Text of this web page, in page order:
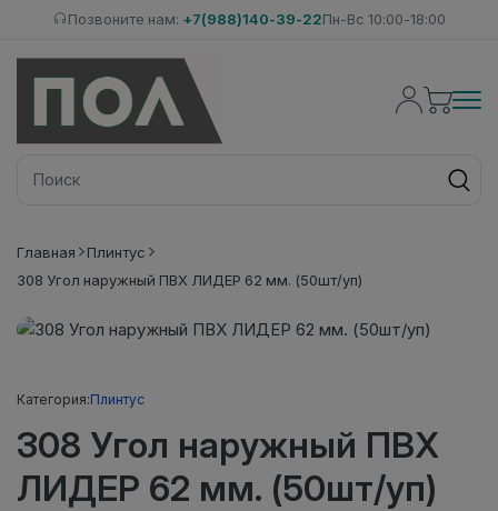
Позвоните нам: +7(988)140-39-22Пн-Вс 10:00-18:00
Главная
Плинтус
308 Угол наружный ПВХ ЛИДЕР 62 мм. (50шт/уп)
Категория:Плинтус
308 Угол наружный ПВХ
ЛИДЕР 62 мм. (50шт/уп)